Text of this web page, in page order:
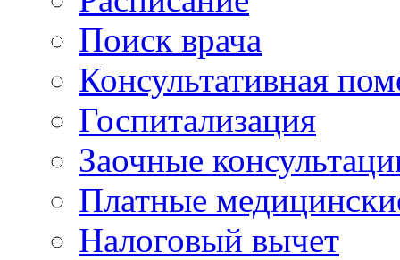
Поиск врача
Консультативная
Госпитализация
Заочные
Платные
Налоговый вычет